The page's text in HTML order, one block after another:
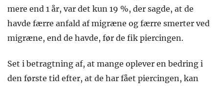
mere end 1 år, var det kun 19 %, der sagde, at de
havde færre anfald af migræne og færre smerter ved
migræne, end de havde, før de fik piercingen.
Set i betragtning af, at mange oplever en bedring i
den første tid efter, at de har fået piercingen, kan